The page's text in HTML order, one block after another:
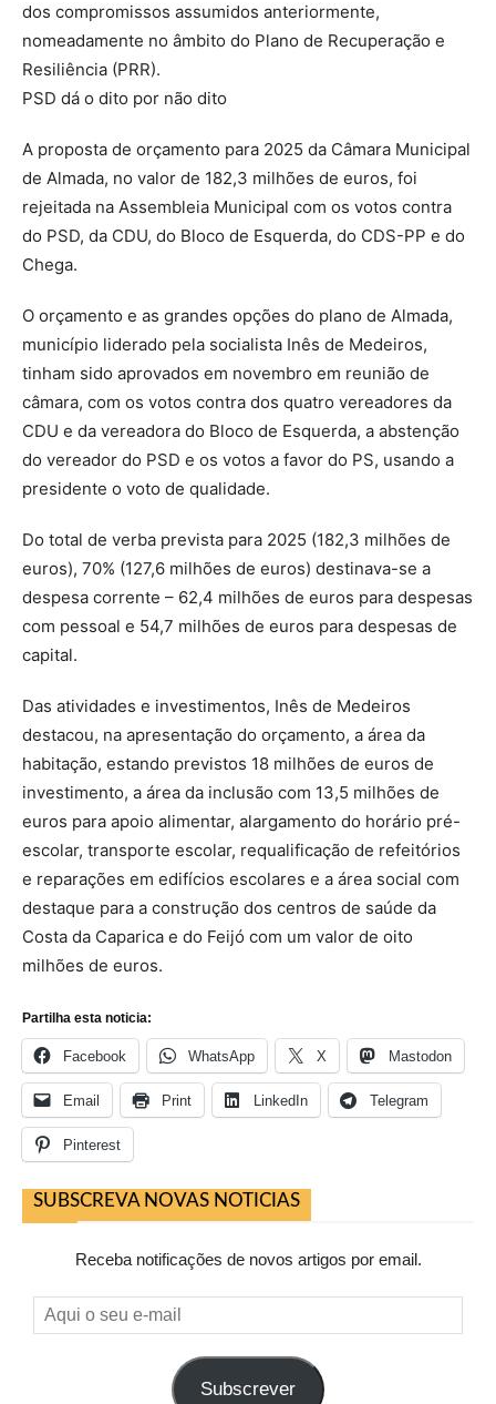
dos compromissos assumidos anteriormente,
nomeadamente no âmbito do Plano de Recuperação e
Resiliência (PRR).
PSD dá o dito por não dito
A proposta de orçamento para 2025 da Câmara Municipal
de Almada, no valor de 182,3 milhões de euros, foi
rejeitada na Assembleia Municipal com os votos contra
do PSD, da CDU, do Bloco de Esquerda, do CDS-PP e do
Chega.
O orçamento e as grandes opções do plano de Almada,
município liderado pela socialista Inês de Medeiros,
tinham sido aprovados em novembro em reunião de
câmara, com os votos contra dos quatro vereadores da
CDU e da vereadora do Bloco de Esquerda, a abstenção
do vereador do PSD e os votos a favor do PS, usando a
presidente o voto de qualidade.
Do total de verba prevista para 2025 (182,3 milhões de
euros), 70% (127,6 milhões de euros) destinava-se a
despesa corrente – 62,4 milhões de euros para despesas
com pessoal e 54,7 milhões de euros para despesas de
capital.
Das atividades e investimentos, Inês de Medeiros
destacou, na apresentação do orçamento, a área da
habitação, estando previstos 18 milhões de euros de
investimento, a área da inclusão com 13,5 milhões de
euros para apoio alimentar, alargamento do horário pré-
escolar, transporte escolar, requalificação de refeitórios
e reparações em edifícios escolares e a área social com
destaque para a construção dos centros de saúde da
Costa da Caparica e do Feijó com um valor de oito
milhões de euros.
Partilha esta noticia:
Facebook WhatsApp X Mastodon
Email Print LinkedIn Telegram
Pinterest
SUBSCREVA NOVAS NOTICIAS
Receba notificações de novos artigos por email.
Aqui
o
Subscrever